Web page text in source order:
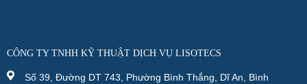
CÔNG TY TNHH KỸ THUẬT DỊCH VỤ LISOTECS
Số 39, Đường DT 743, Phường Bình Thắng, Dĩ An, Bình